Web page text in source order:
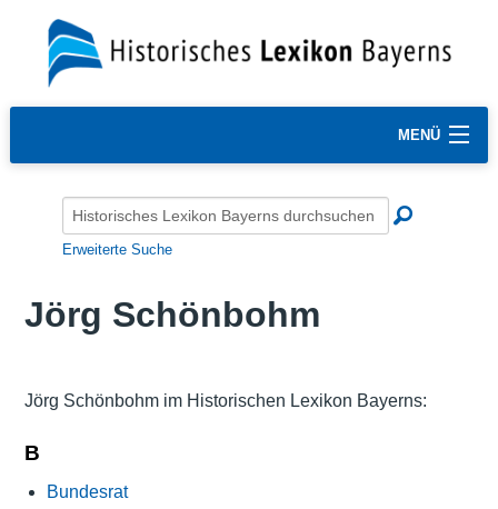
MENÜ
Erweiterte Suche
Jörg Schönbohm
Jörg Schönbohm im Historischen Lexikon Bayerns:
B
Bundesrat